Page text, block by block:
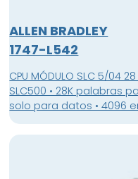
ALLEN BRADLEY
1747-L542
CPU MÓDULO SLC 5/04 28
SLC500 • 28K palabras
solo para datos • 4096